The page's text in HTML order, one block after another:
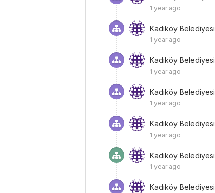
1 year ago
Kadıköy Belediyesi
1 year ago
Kadıköy Belediyesi
1 year ago
Kadıköy Belediyesi
1 year ago
Kadıköy Belediyesi
1 year ago
Kadıköy Belediyesi
1 year ago
Kadıköy Belediyesi